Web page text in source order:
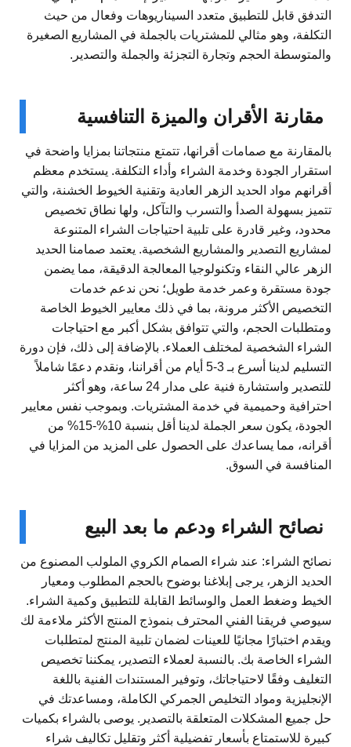
التدفق قابل للتطبيق متعدد السيناريوهات وفعال من حيث
التكلفة، وهو مثالي للمشتريات بالجملة في المشاريع الصغيرة
والمتوسطة الحجم وتجارة التجزئة والجملة والتصدير.
مقارنة الأقران والميزة التنافسية
بالمقارنة مع صمامات أقرانها، تتمتع منتجاتنا بمزايا واضحة في
استقرار الجودة وخدمة الشراء وأداء التكلفة. يستخدم معظم
أقرانهم مواد الحديد الزهر العادية وتقنية الخيوط الخشنة، والتي
تتميز بسهولة الصدأ والتسرب والتآكل، ولها نطاق تخصيص
محدود، وغير قادرة على تلبية احتياجات الشراء المتنوعة
لمشاريع التصدير والمشاريع الشخصية. يعتمد صمامنا الحديد
الزهر عالي النقاء وتكنولوجيا المعالجة الدقيقة، مما يضمن
جودة مستقرة وعمر خدمة طويل؛ نحن ندعم خدمات
التخصيص الأكثر مرونة، بما في ذلك معايير الخيوط الخاصة
ومتطلبات الحجم، والتي تتوافق بشكل أكبر مع احتياجات
الشراء الشخصية لمختلف العملاء. بالإضافة إلى ذلك، فإن دورة
التسليم لدينا أسرع بـ 3-5 أيام من أقراننا، ونقدم دعمًا شاملاً
للتصدير واستشارة فنية على مدار 24 ساعة، وهو أكثر
احترافية وحميمية في خدمة المشتريات. وبموجب نفس معايير
الجودة، يكون سعر الجملة لدينا أقل بنسبة 10%-15% من
أقرانه، مما يساعدك على الحصول على المزيد من المزايا في
المنافسة في السوق.
نصائح الشراء ودعم ما بعد البيع
نصائح الشراء: عند شراء الصمام الكروي الملولب المصنوع من
الحديد الزهر، يرجى إبلاغنا بوضوح بالحجم المطلوب ومعيار
الخيط وضغط العمل والوسائط القابلة للتطبيق وكمية الشراء.
سيوصي فريقنا الفني المحترف بنموذج المنتج الأكثر ملاءمة لك
ويقدم اختبارًا مجانيًا للعينات لضمان تلبية المنتج لمتطلبات
الشراء الخاصة بك. بالنسبة لعملاء التصدير، يمكننا تخصيص
التغليف وفقًا لاحتياجاتك، وتوفير المستندات الفنية باللغة
الإنجليزية ومواد التخليص الجمركي الكاملة، ومساعدتك في
حل جميع المشكلات المتعلقة بالتصدير. يوصى بالشراء بكميات
كبيرة للاستمتاع بأسعار تفضيلية أكثر وتقليل تكاليف شراء